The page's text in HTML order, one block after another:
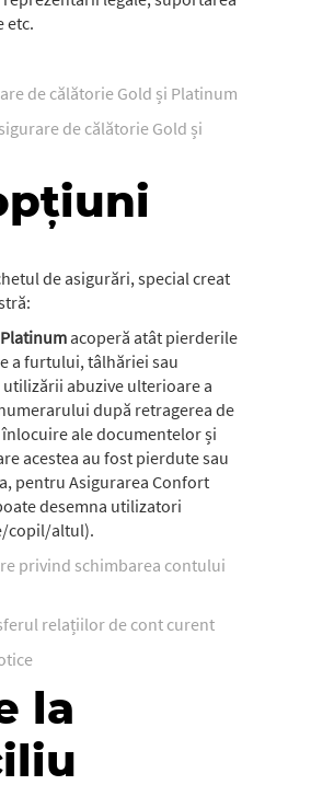
etc.
de călătorie Gold și Platinum
de călătorie Gold și
de asigurări, special creat
acoperă atât pierderile
a furtului, tâlhăriei sau
abuzive ulterioare a
după retragerea de
înlocuire ale documentelor și
acestea au fost pierdute sau
pentru Asigurarea Confort
desemna utilizatori
copil/altul).
privind schimbarea contului
relațiilor de cont curent
la